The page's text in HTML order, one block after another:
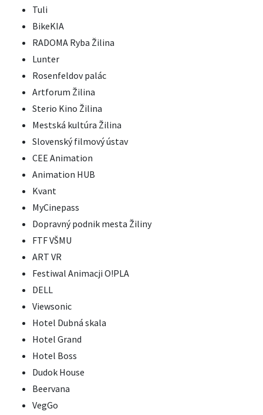
Tuli
BikeKIA
RADOMA Ryba Žilina
Lunter
Rosenfeldov palác
Artforum Žilina
Sterio Kino Žilina
Mestská kultúra Žilina
Slovenský filmový ústav
CEE Animation
Animation HUB
Kvant
MyCinepass
Dopravný podnik mesta Žiliny
FTF VŠMU
ART VR
Festiwal Animacji O!PLA
DELL
Viewsonic
Hotel Dubná skala
Hotel Grand
Hotel Boss
Dudok House
Beervana
VegGo